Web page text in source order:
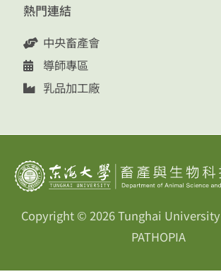
熱門連結
中央畜產會
導師專區
乳品加工廠
Copyright © 2026Tunghai University
PATHOPIA